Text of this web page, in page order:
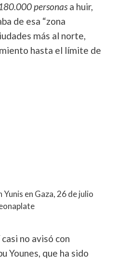
personasa huir,
de esa “zona
más al norte,
hasta el límite de
en Gaza, 26 de julio
no avisó con
Younes, que ha sido